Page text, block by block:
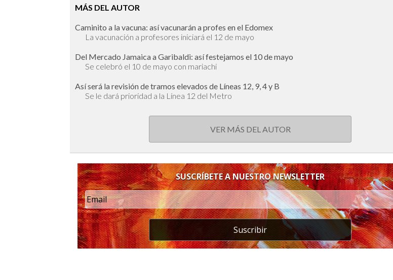
MÁS DEL AUTOR
Caminito a la vacuna: así vacunarán a profes en el Edomex
La vacunación a profesores iniciará el 12 de mayo
Del Mercado Jamaica a Garibaldi: así festejamos el 10 de mayo
Se celebró el 10 de mayo con mariachi
Así será la revisión de tramos elevados de Líneas 12, 9, 4 y B
Se le dará prioridad a la Línea 12 del Metro
VER MÁS DEL AUTOR
SUSCRÍBETE A NUESTRO NEWSLETTER
Suscribir